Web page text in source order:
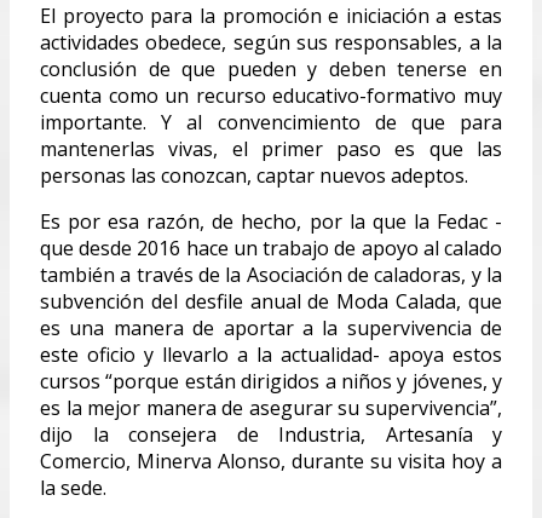
El proyecto para la promoción e iniciación a estas
actividades obedece, según sus responsables, a la
conclusión de que pueden y deben tenerse en
cuenta como un recurso educativo-formativo muy
importante. Y al convencimiento de que para
mantenerlas vivas, el primer paso es que las
personas las conozcan, captar nuevos adeptos.
Es por esa razón, de hecho, por la que la Fedac -
que desde 2016 hace un trabajo de apoyo al calado
también a través de la Asociación de caladoras, y la
subvención del desfile anual de Moda Calada, que
es una manera de aportar a la supervivencia de
este oficio y llevarlo a la actualidad- apoya estos
cursos “porque están dirigidos a niños y jóvenes, y
es la mejor manera de asegurar su supervivencia”,
dijo la consejera de Industria, Artesanía y
Comercio, Minerva Alonso, durante su visita hoy a
la sede.